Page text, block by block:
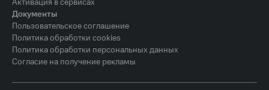
Документы
Пользовательское соглашение
Политика обработки cookies
Политика обработки персональных данных
Согласие на получение рекламы